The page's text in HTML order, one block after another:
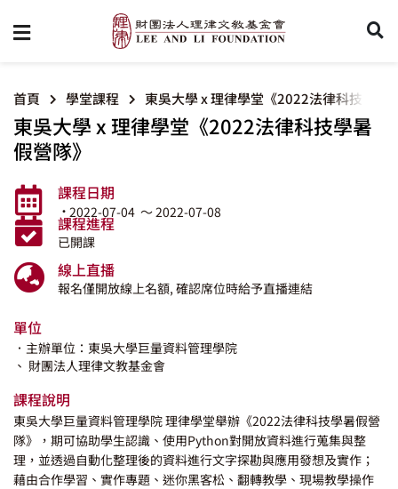
首頁 學堂課程 東吳大學 x 理律學堂《2022法律科技學暑
東吳大學 x 理律學堂《2022法律科技學暑
假營隊》
課程日期
·2022-07-04 ～ 2022-07-08
課程進程
已開課
線上直播
報名僅開放線上名額, 確認席位時給予直播連結
單位
．主辦單位：東吳大學巨量資料管理學院
、 財團法人理律文教基金會
課程說明
東吳大學巨量資料管理學院 理律學堂舉辦《2022法律科技學暑假營
隊》，期可協助學生認識、使用Python對開放資料進行蒐集與整
理，並透過自動化整理後的資料進行文字探勘與應用發想及實作；
藉由合作學習、實作專題、迷你黑客松、翻轉教學、現場教學操作